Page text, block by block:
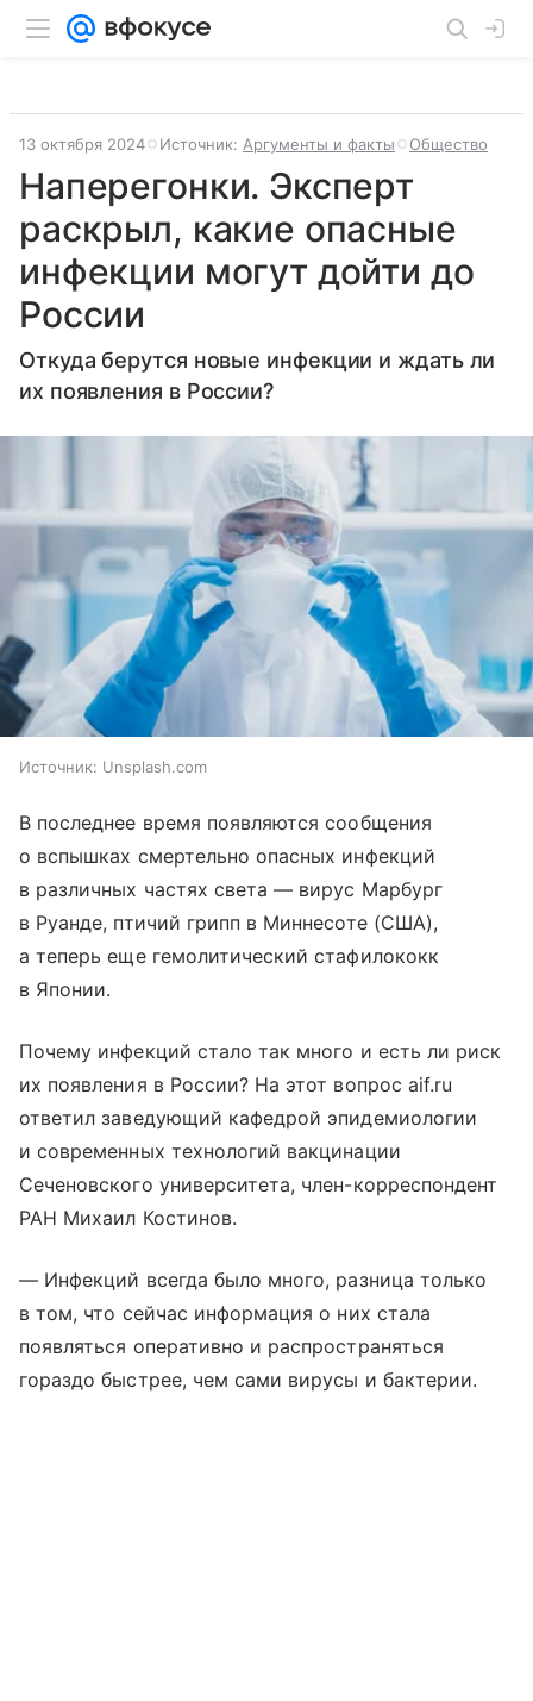
13 октября 2024 Источник: Аргументы и факты Общество
Наперегонки. Эксперт
раскрыл, какие опасные
инфекции могут дойти до
России
Откуда берутся новые инфекции и ждать ли
их появления в России?
Источник: Unsplash.com
В последнее время появляются сообщения
о вспышках смертельно опасных инфекций
в различных частях света — вирус Марбург
в Руанде, птичий грипп в Миннесоте (США),
а теперь еще гемолитический стафилококк
в Японии.
Почему инфекций стало так много и есть ли риск
их появления в России? На этот вопрос aif.ru
ответил заведующий кафедрой эпидемиологии
и современных технологий вакцинации
Сеченовского университета, член-корреспондент
РАН Михаил Костинов.
— Инфекций всегда было много, разница только
в том, что сейчас информация о них стала
появляться оперативно и распространяться
гораздо быстрее, чем сами вирусы и бактерии.